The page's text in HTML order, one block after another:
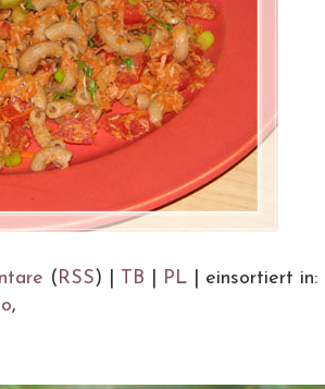
(RSS) | TB PL
einsortiert in:
,